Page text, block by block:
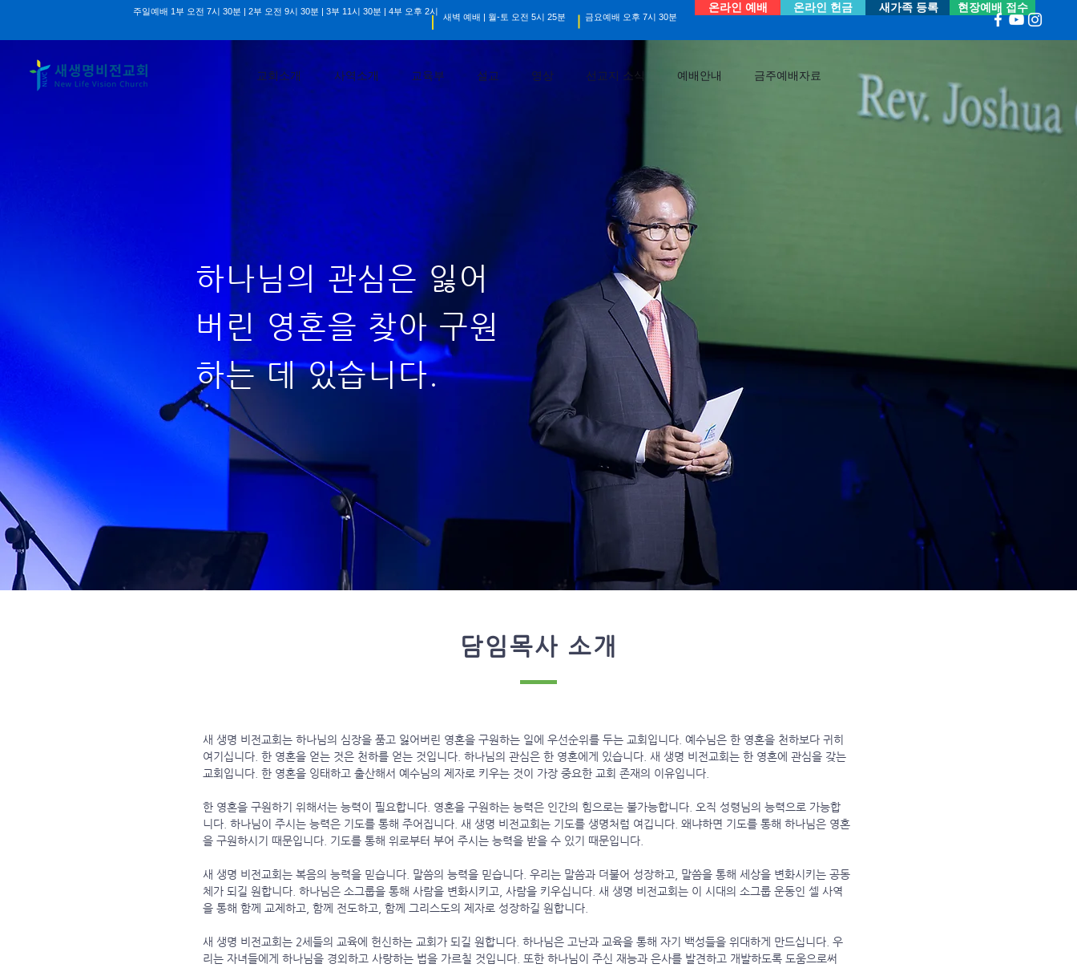
교회소개 사역소개 교육부 설교 영상 선교지 소식 예배안내 금주예배자료
주일예배 1부 오전 7시 30분 | 2부 오전 9시 30분 | 3부 11시 30분 | 4부 오후 2시
새벽 예배 | 월-토 오전 5시 25분 금요예배 오후 7시 30분
온라인 헌금 새가족 등록 현장예배 접수
온라인 예배
하나님의 관심은 잃어
버린 영혼을 찾아 구원
하는 데 있습니다.
​담임목사 소개
새 생명 비전교회는 하나님의 심장을 품고 잃어버린 영혼을 구원하는 일에 우선순위를 두는 교회입니다. 예수님은 한 영혼을 천하보다 귀히
여기십니다. 한 영혼을 얻는 것은 천하를 얻는 것입니다. 하나님의 관심은 한 영혼에게 있습니다. 새 생명 비전교회는 한 영혼에 관심을 갖는
교회입니다. 한 영혼을 잉태하고 출산해서 예수님의 제자로 키우는 것이 가장 중요한 교회 존재의 이유입니다.
한 영혼을 구원하기 위해서는 능력이 필요합니다. 영혼을 구원하는 능력은 인간의 힘으로는 불가능합니다. 오직 성령님의 능력으로 가능합
니다. 하나님이 주시는 능력은 기도를 통해 주어집니다. 새 생명 비전교회는 기도를 생명처럼 여깁니다. 왜냐하면 기도를 통해 하나님은 영혼
을 구원하시기 때문입니다. 기도를 통해 위로부터 부어 주시는 능력을 받을 수 있기 때문입니다.
새 생명 비전교회는 복음의 능력을 믿습니다. 말씀의 능력을 믿습니다. 우리는 말씀과 더불어 성장하고, 말씀을 통해 세상을 변화시키는 공동
체가 되길 원합니다. 하나님은 소그룹을 통해 사람을 변화시키고, 사람을 키우십니다. 새 생명 비전교회는 이 시대의 소그룹 운동인 셀 사역
을 통해 함께 교제하고, 함께 전도하고, 함께 그리스도의 제자로 성장하길 원합니다.
새 생명 비전교회는 2세들의 교육에 헌신하는 교회가 되길 원합니다. 하나님은 고난과 교육을 통해 자기 백성들을 위대하게 만드십니다. 우
리는 자녀들에게 하나님을 경외하고 사랑하는 법을 가르칠 것입니다. 또한 하나님이 주신 재능과 은사를 발견하고 개발하도록 도움으로써